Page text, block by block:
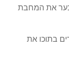
את המחבת
בתוכו את